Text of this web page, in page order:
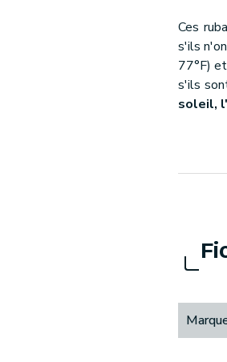
Ces
s'ils
77°F)
s'ils
soleil,